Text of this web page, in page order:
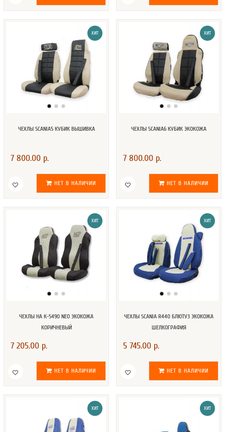
ХИТ
ЧЕХЛЫ SCANIA5 КУБИК ВЫШИВКА
7 800.00 р.
НЕТ В НАЛИЧИИ
ХИТ
ЧЕХЛЫ SCANIA6 КУБИК ЭКОКОЖА
7 800.00 р.
НЕТ В НАЛИЧИИ
ХИТ
ЧЕХЛЫ НА К-5490 NEO ЭКОКОЖА
КОРИЧНЕВЫЙ
7 205.00 р.
НЕТ В НАЛИЧИИ
ХИТ
ЧЕХЛЫ SCANIA R440 БЛЮТУЗ ЭКОКОЖА
ШЕЛКОГРАФИЯ
5 745.00 р.
НЕТ В НАЛИЧИИ
ХИТ ХИТ